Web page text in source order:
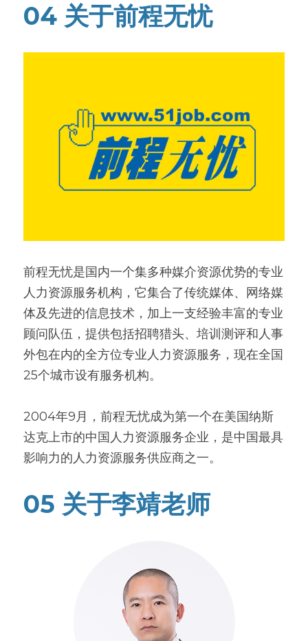
04 关于前程无忧
前程无忧是国内一个集多种媒介资源优势的专业
人力资源服务机构，它集合了传统媒体、网络媒
体及先进的信息技术，加上一支经验丰富的专业
顾问队伍，提供包括招聘猎头、培训测评和人事
外包在内的全方位专业人力资源服务，现在全国
25个城市设有服务机构。
2004年9月，前程无忧成为第一个在美国纳斯
达克上市的中国人力资源服务企业，是中国最具
影响力的人力资源服务供应商之一。
05 关于李靖老师